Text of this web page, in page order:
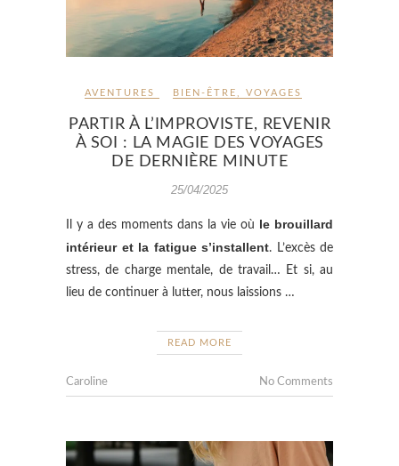
AVENTURES BIEN-ÊTRE, VOYAGES
PARTIR À L’IMPROVISTE, REVENIR
À SOI : LA MAGIE DES VOYAGES
DE DERNIÈRE MINUTE
25/04/2025
Il y a des moments dans la vie où le brouillard
intérieur et la fatigue s’installent. L’excès de
stress, de charge mentale, de travail… Et si, au
lieu de continuer à lutter, nous laissions …
READ MORE
Caroline No Comments